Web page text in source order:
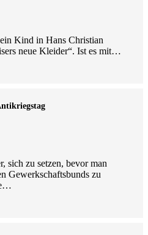
Kind in Hans Christian
neue Kleider“. Ist es mit…
sich zu setzen, bevor man
Gewerkschaftsbunds zu